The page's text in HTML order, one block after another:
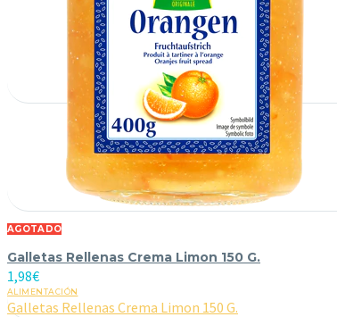
AGOTADO
Galletas Rellenas Crema Limon 150 G.
1,98€
ALIMENTACIÓN
Galletas Rellenas Crema Limon 150 G.